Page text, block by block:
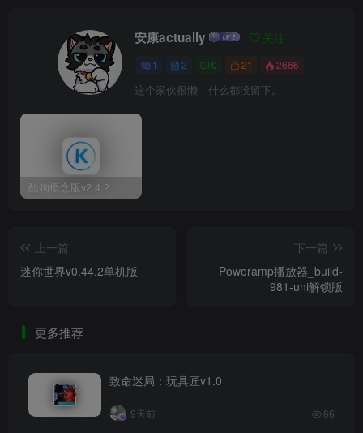
安康actually 关注
1 2 0 21 2666
这个家伙很懒，什么都没留下。
酷狗概念版v2.4.2
上一篇
迷你世界v0.44.2单机版
下一篇
Poweramp播放器_build-
981-uni解锁版
更多推荐
致命迷局：玩具匠v1.0
9天前 66